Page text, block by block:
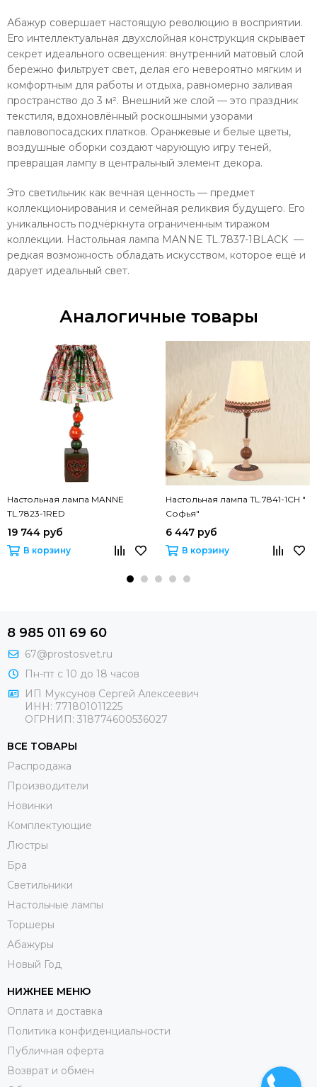
Абажур совершает настоящую революцию в восприятии.
Его интеллектуальная двухслойная конструкция скрывает
секрет идеального освещения: внутренний матовый слой
бережно фильтрует свет, делая его невероятно мягким и
комфортным для работы и отдыха, равномерно заливая
пространство до 3 м². Внешний же слой — это праздник
текстиля, вдохновлённый роскошными узорами
павловопосадских платков. Оранжевые и белые цветы,
воздушные оборки создают чарующую игру теней,
превращая лампу в центральный элемент декора.
Это светильник как вечная ценность — предмет
коллекционирования и семейная реликвия будущего. Его
уникальность подчёркнута ограниченным тиражом
коллекции. Настольная лампа MANNE TL.7837-1BLACK —
редкая возможность обладать искусством, которое ещё и
дарует идеальный свет.
Аналогичные товары
Настольная лампа MANNE
TL.7823-1RED
19 744 руб
В корзину
Настольная лампа TL.7841-1CH "
Софья"
6 447 руб
В корзину
8 985 011 69 60
67@prostosvet.ru
Пн-пт с 10 до 18 часов
ИП Муксунов Сергей Алексеевич
ИНН: 771801011225
ОГРНИП: 318774600536027
ВСЕ ТОВАРЫ
Распродажа
Производители
Новинки
Комплектующие
Люстры
Бра
Светильники
Настольные лампы
Торшеры
Абажуры
Новый Год
НИЖНЕЕ МЕНЮ
Оплата и доставка
Политика конфиденциальности
Публичная оферта
Возврат и обмен